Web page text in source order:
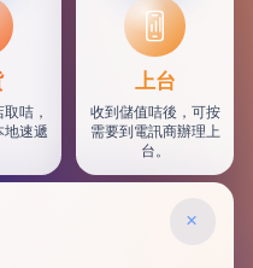
咭，
地速遞
上台
收到儲值咭後，可按
需要到電訊商辦理上
台。
×